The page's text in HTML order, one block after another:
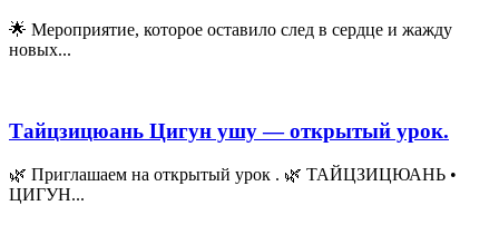
🌟 Мероприятие, которое оставило след в сердце и жажду
новых...
Тайцзицюань Цигун ушу — открытый урок.
🌿 Приглашаем на открытый урок . 🌿 ТАЙЦЗИЦЮАНЬ •
ЦИГУН...